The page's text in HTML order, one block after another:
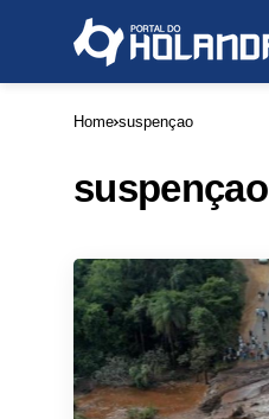
Home suspençao
suspençao